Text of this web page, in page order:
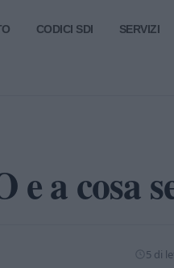
CODICI SDI SERVIZI
e a cosa
5 di